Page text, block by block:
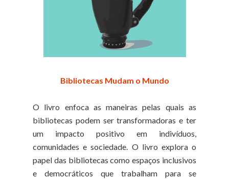
Bibliotecas Mudam o Mundo
O livro enfoca as maneiras pelas quais as
bibliotecas podem ser transformadoras e ter
um impacto positivo em indivíduos,
comunidades e sociedade. O livro explora o
papel das bibliotecas como espaços inclusivos
e democráticos que trabalham para se